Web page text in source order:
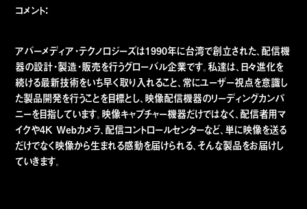
コメント：
アバーメディア・テクノロジーズは1990年に台湾で創立された、配信機
器の設計・製造・販売を行うグローバル企業です。私達は、日々進化を
続ける最新技術をいち早く取り入れること、常にユーザー視点を意識し
た製品開発を行うことを目標とし、映像配信機器のリーディングカンパ
ニーを目指しています。映像キャプチャー機器だけではなく、配信者用マ
イクや4K Webカメラ、配信コントロールセンターなど、単に映像を送る
だけでなく映像から生まれる感動を届けられる、そんな製品をお届けし
ていきます。